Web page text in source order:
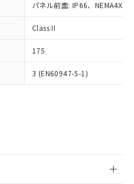
パネル前面: IP66、NEMA4X,
Class II
175
3 (EN60947-5-1)
（部品リスト作成サー
ただくには、I-Web
録されている必要が
ブサイト上で当社にご
ストについて、当社
利用者が、当社の製
載されている法人を
況などにより、予定
ります。
ウンロード
で非含有を証明す
非含有を証明する
況下において有害物
環境に深刻な影響を
します。
当社販売部門へお問
売に係わる関係者が違
それがある場合は、取
せん。
、また在庫状況の
ていない機種